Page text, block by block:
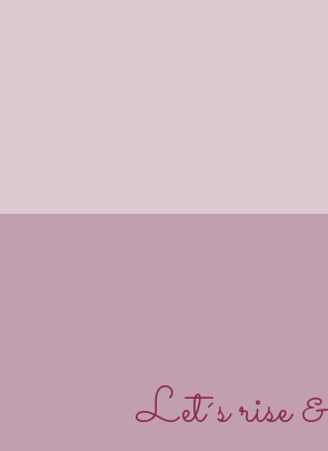
Let´s rise